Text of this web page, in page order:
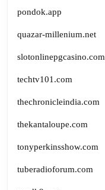
pondok.app
quazar-millenium.net
slotonlinepgcasino.com
techtv101.com
thechronicleindia.com
thekantaloupe.com
tonyperkinsshow.com
tuberadioforum.com